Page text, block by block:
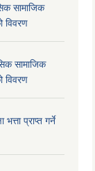
सामाजिक
विवरण
सामाजिक
विवरण
प्राप्त गर्ने